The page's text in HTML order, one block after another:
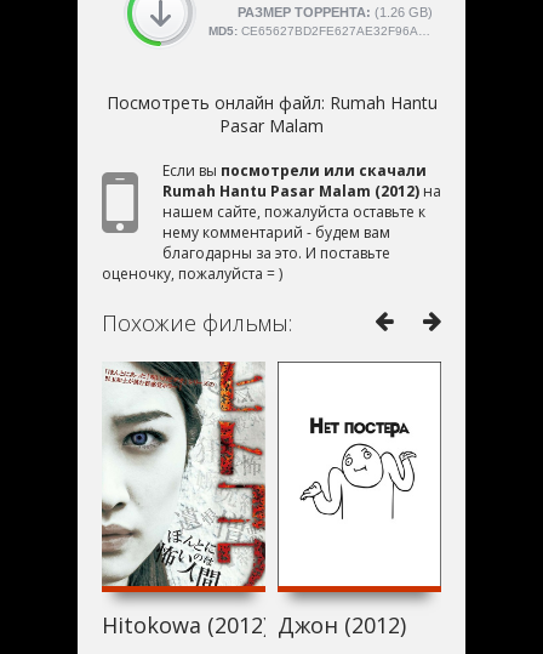
РАЗМЕР ТОРРЕНТА: (1.26 GB)
СКАЧАЛИ:4189
MD5: CE65627BD2FE627AE32F96A23ECDDEC0
Посмотреть онлайн файл: Rumah Hantu
Pasar Malam
Если вы посмотрели или скачали
Rumah Hantu Pasar Malam (2012) на
нашем сайте, пожалуйста оставьте к
нему комментарий - будем вам
благодарны за это. И поставьте
оценочку, пожалуйста = )
Похожие фильмы:
Hitokowa (2012) Джон (2012)